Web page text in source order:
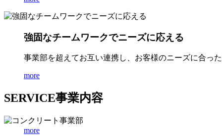
強固なチームワークでニーズに応える
事業部を超えてお互い連携し、お客様のニーズに合っ
more
SERVICE事業内容
more